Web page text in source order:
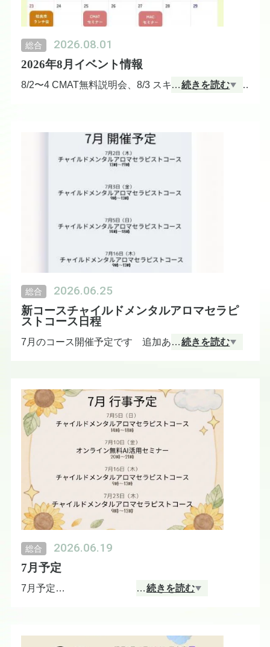
総合 2026.08.01
2026年8月イベント情報
8/2〜4 CMAT無料説明会、8/3 スキンケア体験会（霧
10 アロマハンド体験会（鹿児島市）、8/15 看護師・
廣瀬春美先生出版記念オンラインセミナー、8/16 ぐ
るっとマママルシェ出店。お申し込み・お問い合わ
せはInstagramのDMよりお気軽にどうぞ。
…続きを読む
総合 2026.06.25
新コースチャイルドメンタルアロマセラピ
ストコース日程
7月のコース開催予定です 追加あり
■ 7月2日（木）
13:00〜17:00
■ 7月3日（金）
■ 7月5日（日）
14:00〜18:00
9:00〜13:00
■ 7月23日（木）
…続きを読む
総合 2026.06.19
7月予定
7月予定
チャイルドメンタルアロマセラピストコース
…続きを読む